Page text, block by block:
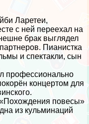
Ларетеи,
с ней переехал на
бpaк выглядел
Пианистка
и спектакли, сын
профессионально
концертом для
повесы»
из кульминаций